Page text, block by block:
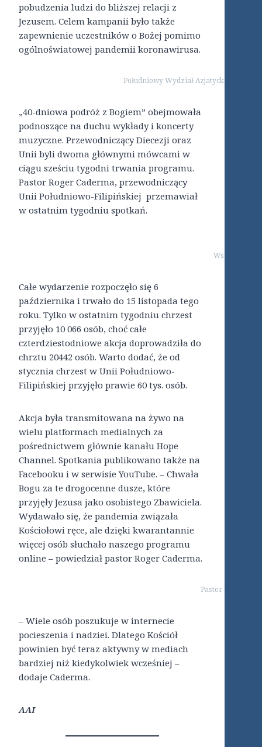
pobudzenia ludzi do bliższej relacji z
Jezusem. Celem kampanii było także
zapewnienie uczestników o Bożej pomimo
ogólnoświatowej pandemii koronawirusa.
Południowy Wydział Azjatycko-
„40-dniowa podróż z Bogiem” obejmowała
podnoszące na duchu wykłady i koncerty
muzyczne. Przewodniczący Diecezji oraz
Unii byli dwoma głównymi mówcami w
ciągu sześciu tygodni trwania programu.
Pastor Roger Caderma, przewodniczący
Unii Południowo-Filipińskiej przemawiał
w ostatnim tygodniu spotkań.
Wszystkie
Całe wydarzenie rozpoczęło się 6
października i trwało do 15 listopada tego
roku. Tylko w ostatnim tygodniu chrzest
przyjęło 10 066 osób, choć całe
czterdziestodniowe akcja doprowadziła do
chrztu 20442 osób. Warto dodać, że od
stycznia chrzest w Unii Południowo-
Filipińskiej przyjęło prawie 60 tys. osób.
Akcja była transmitowana na żywo na
wielu platformach medialnych za
pośrednictwem głównie kanału Hope
Channel. Spotkania publikowano także na
Facebooku i w serwisie YouTube. – Chwała
Bogu za te drogocenne dusze, które
przyjęły Jezusa jako osobistego Zbawiciela.
Wydawało się, że pandemia związała
Kościołowi ręce, ale dzięki kwarantannie
więcej osób słuchało naszego programu
online – powiedział pastor Roger Caderma.
Pastor Caderna
– Wiele osób poszukuje w internecie
pocieszenia i nadziei. Dlatego Kościół
powinien być teraz aktywny w mediach
bardziej niż kiedykolwiek wcześniej –
dodaje Caderma.
AAI